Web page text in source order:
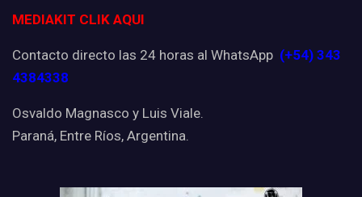
MEDIAKIT CLIK AQUI
Contacto directo las 24 horas al WhatsApp (+54) 343
4384338
Osvaldo Magnasco y Luis Viale.
Paraná, Entre Ríos, Argentina.